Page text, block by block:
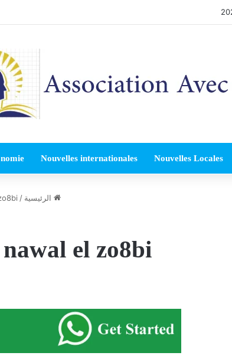
Nouvelles Locales
Nouvelles internationales
الرئيسية /
el zo8bi